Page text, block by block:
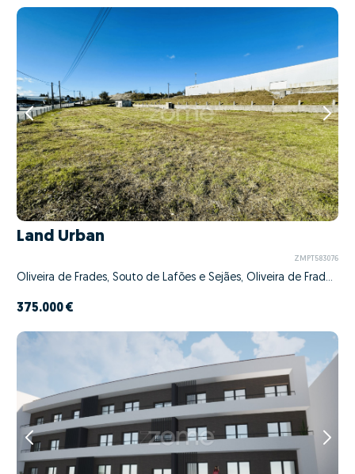
Land Urban
ZMPT583076
Oliveira de Frades, Souto de Lafões e Sejães, Oliveira de Frades, Viseu
375.000 €